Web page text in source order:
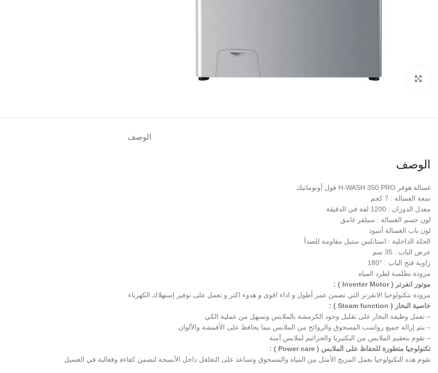
اضغط للتكبير
الوصف
الوصف
غسالة هوفر H-WASH 350 PRO فول أوتوماتيك
سعة الغسالة : 7 كجم
معدل الدوران : 1200 لفة في الدقيقة
لون جسم الغسالة : سيلفر غامق
لون باب الغسالة أسود
الحلة الداخلية : استانلس ستيل مقاومة للصدأ
عرض الباب : 35 سم
زاوية فتح الباب : °180
مزودة بطلمبة لطرد المياه
موتور انفرتر ( Inverter Motor ) :
مزودة بتكنولوجيا الانفرتر التي تضمن عمر أطول و اداء اقوى و هدوء اكتر و تعمل على توفير إستهلاك الكهرباء
خاصية البخار ( Steam function ) :
– تعمل وظيفة البخار على تقليل وجود الكرمشة بالملابس وتسهل من عملية الكي
– يتم إزالة جميع رواسب المسحوق والروائح من الملابس مما يحافظ على الأقمشة والألوان
– تقوم بتعقيم الملابس من البكتيريا والجراثيم لملابس آمنة
تكنولوجيا متطورة للحفاظ على الملابس ( Power care ) :
تقوم هذه التكنولوجيا بعمل المزيج الأمثل بين المياه والمسحوق وتساعد على التغلغل داخل الأنسجة لتضمن كفاءة وفعالية في الغسيل